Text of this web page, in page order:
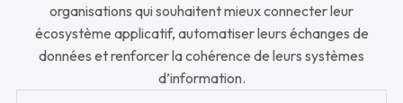
organisations qui souhaitent mieux connecter leur
écosystème applicatif, automatiser leurs échanges de
données et renforcer la cohérence de leurs systèmes
d’information.